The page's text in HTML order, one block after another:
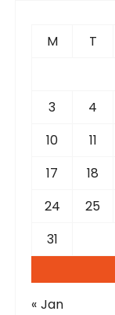
M T
3
4
10
11
17
18
24
25
31
« Jan